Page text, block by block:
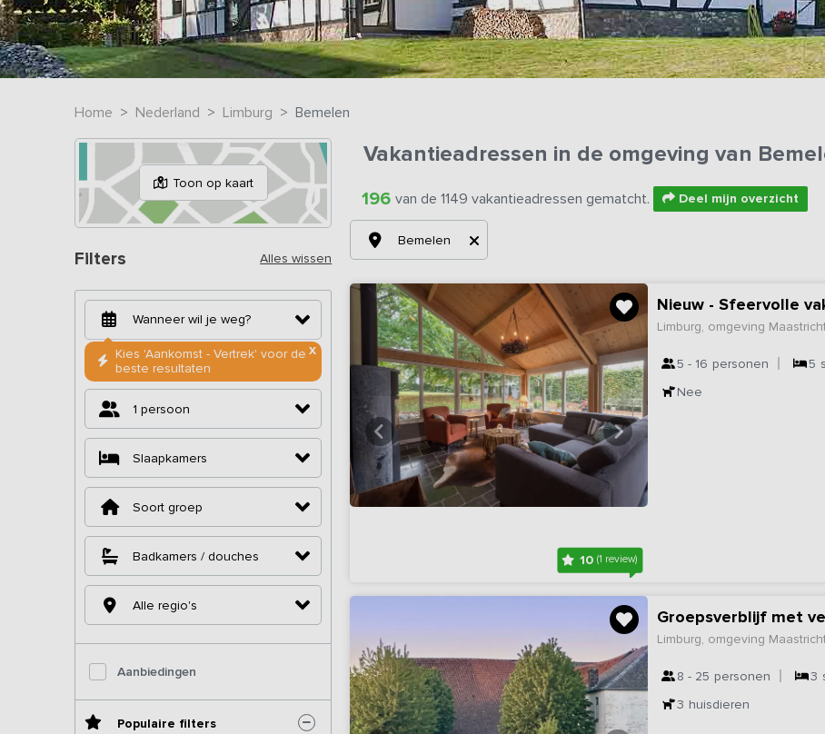
Home Nederland Limburg Bemelen
Toon op kaart
Filters Alles wissen
X
Kies 'Aankomst - Vertrek' voor de
beste resultaten
1 persoon
Slaapkamers
Soort groep
Badkamers / douches
Alle regio's
Aanbiedingen
Populaire filters
Vakantieadressen in de omgeving van
196 van de 1149 vakantieadressen gematcht. Deel mijn overzicht
Bemelen
10(1 review)
Nieuw - Sfeervolle
Limburg, omgeving
5 - 16 personen 5
Nee
Groepsverblijf met
Limburg, omgeving
8 - 25 personen 3
3 huisdieren